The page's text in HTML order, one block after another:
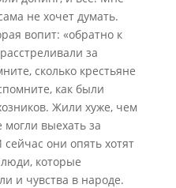
не хочет думать.
вопит: «обратно к
за
сколько крестьяне
как были
Жили хуже, чем
выехать за
они опять хотят
которые
и чувства в народе.